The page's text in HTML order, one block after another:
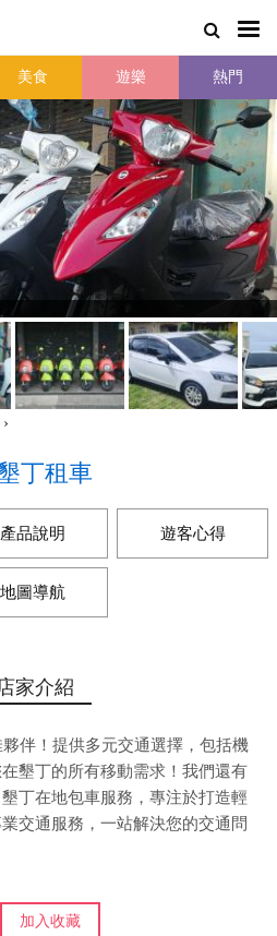
美食 遊樂 熱門
›
丁租車
產品說明 遊客心得
地圖導航
家介紹
伴！提供多元交通選擇，包括機
墾丁的所有移動需求！我們還有
丁在地包車服務，專注於打造輕
交通服務，一站解決您的交通問
加入收藏